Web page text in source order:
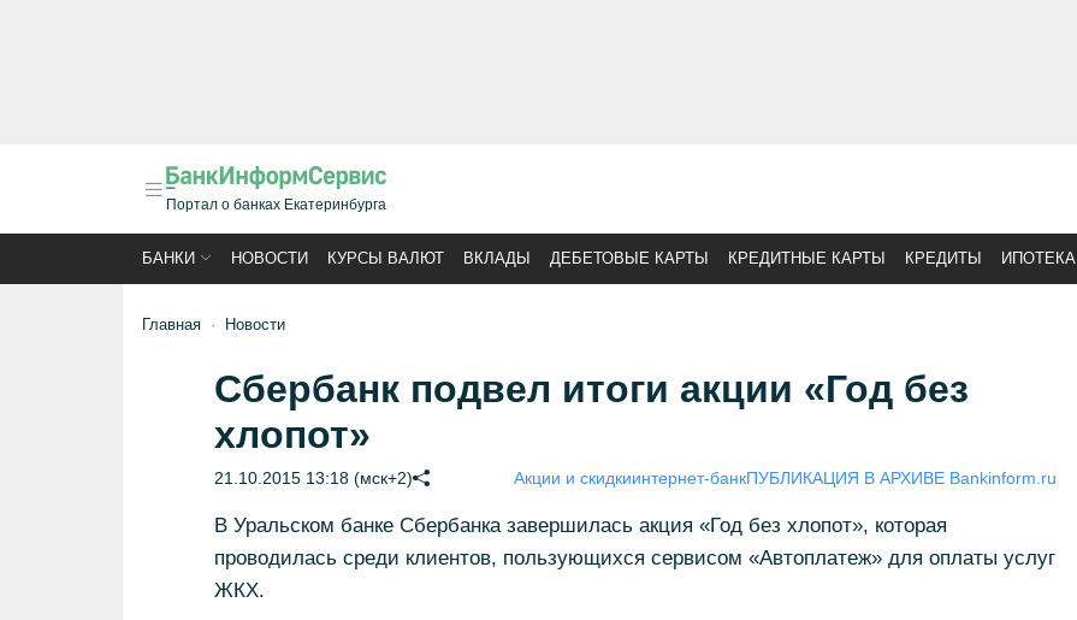
Портал о банках Екатеринбурга
БАНКИ НОВОСТИ КУРСЫ ВАЛЮТ ВКЛАДЫ ДЕБЕТОВЫЕ КАРТЫ КРЕДИТНЫЕ КАРТЫ КРЕДИТЫ ИПОТЕКА
Главная Новости
Сбербанк подвел итоги акции «Год без
хлопот»
21.10.2015 13:18 (мск+2) Акции и скидкиинтернет-банкПУБЛИКАЦИЯ В АРХИВЕ Bankinform.ru
В Уральском банке Сбербанка завершилась акция «Год без хлопот», которая
проводилась среди клиентов, пользующихся сервисом «Автоплатеж» для оплаты услуг
ЖКХ.